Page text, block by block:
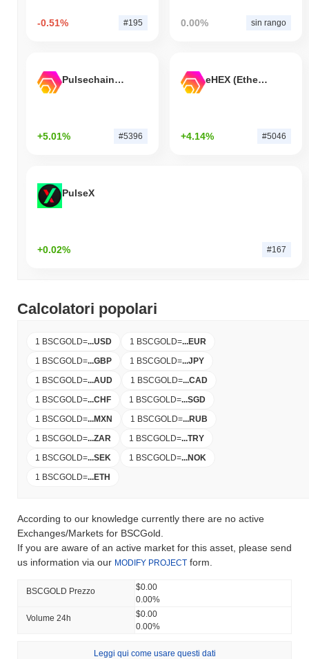
-0.51% #195 0.00% sin rango
Pulsechain Bridged HEX (Pulsechain)
+5.01% #5396
eHEX (Ethereum)
+4.14% #5046
PulseX
+0.02% #167
Calcolatori popolari
1 BSCGOLD=...USD 1 BSCGOLD=...EUR
1 BSCGOLD=...GBP 1 BSCGOLD=...JPY
1 BSCGOLD=...AUD 1 BSCGOLD=...CAD
1 BSCGOLD=...CHF 1 BSCGOLD=...SGD
1 BSCGOLD=...MXN 1 BSCGOLD=...RUB
1 BSCGOLD=...ZAR 1 BSCGOLD=...TRY
1 BSCGOLD=...SEK 1 BSCGOLD=...NOK
1 BSCGOLD=...ETH
According to our knowledge currently there are no active
Exchanges/Markets for BSCGold.
If you are aware of an active market for this asset, please send
us information via our MODIFY PROJECT form.
BSCGOLD Prezzo
$0.00
0.00%
Volume 24h
$0.00
0.00%
Leggi qui come usare questi dati